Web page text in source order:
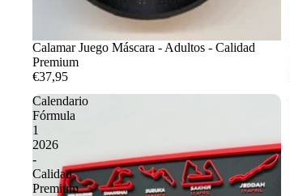
Calamar Juego Máscara - Adultos - Calidad
Premium
€37,95
Calendario
Fórmula
1
2026
-
Calidad
Premium